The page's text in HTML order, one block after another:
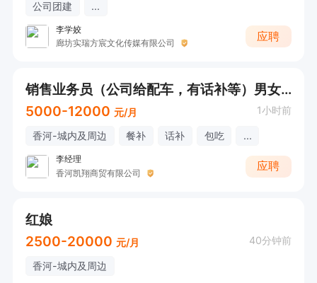
公司团建 ...
李学姣
廊坊实瑞方宸文化传媒有限公司
应聘
销售业务员（公司给配车，有话补等）男女不限，直接电话咨询
5000-12000 元/月 1小时前
香河-城内及周边 餐补 话补 包吃 ...
李经理
香河凯翔商贸有限公司
应聘
红娘
2500-20000 元/月 40分钟前
香河-城内及周边